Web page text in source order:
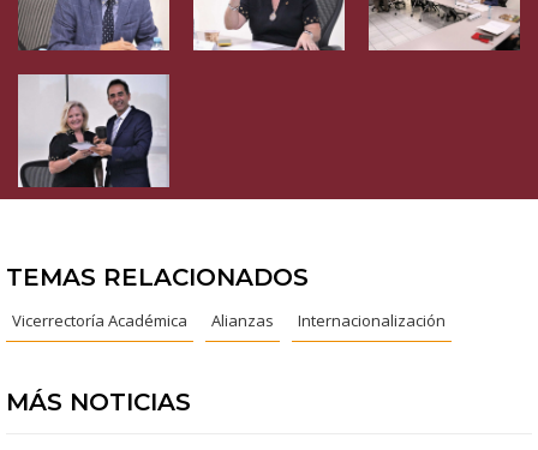
TEMAS RELACIONADOS
Vicerrectoría Académica Alianzas Internacionalización
MÁS NOTICIAS